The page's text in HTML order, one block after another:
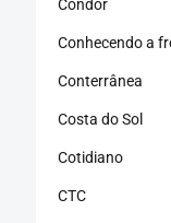
Condor
Conhecendo a
Conterrânea
Costa do Sol
Cotidiano
CTC